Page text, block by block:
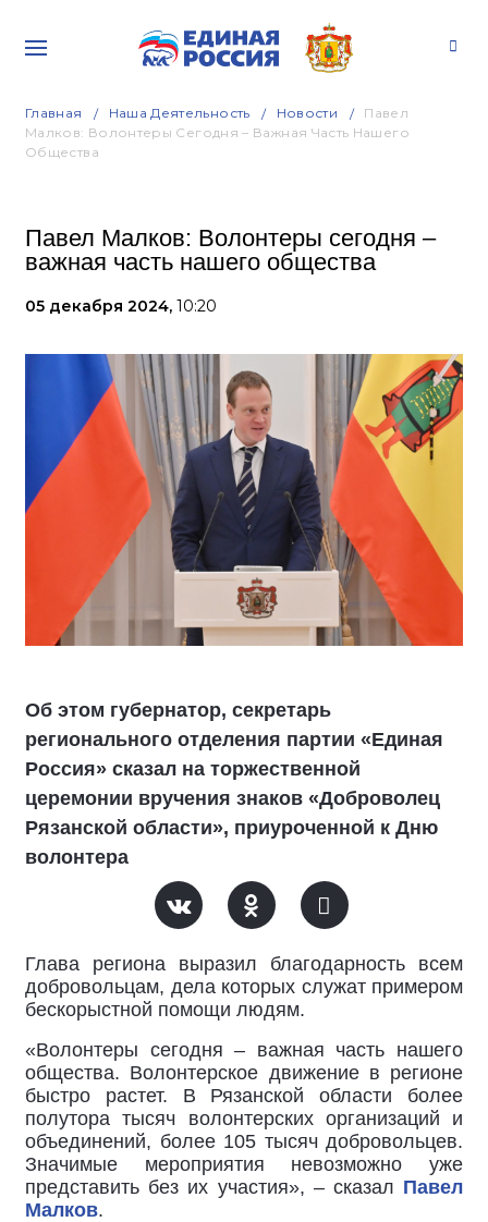
Главная Наша Деятельность Новости
Павел
Малков: Волонтеры Сегодня – Важная Часть Нашего
Общества
Павел Малков: Волонтеры сегодня –
важная часть нашего общества
05 декабря 2024, 10:20
Об этом губернатор, секретарь
регионального отделения партии «Единая
Россия» сказал на торжественной
церемонии вручения знаков «Доброволец
Рязанской области», приуроченной к Дню
волонтера
Глава региона выразил благодарность всем
добровольцам, дела которых служат примером
бескорыстной помощи людям.
«Волонтеры сегодня – важная часть нашего
общества. Волонтерское движение в регионе
быстро растет. В Рязанской области более
полутора тысяч волонтерских организаций и
объединений, более 105 тысяч добровольцев.
Значимые мероприятия невозможно уже
представить без их участия», – сказал Павел
Малков.